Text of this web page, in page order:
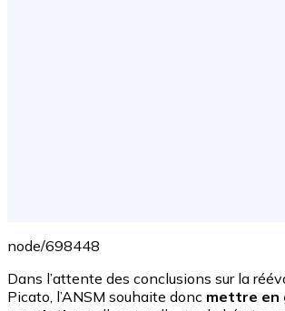
node/698448
Dans l’attente des conclusions sur la
Picato, l’ANSM souhaite donc mettre en